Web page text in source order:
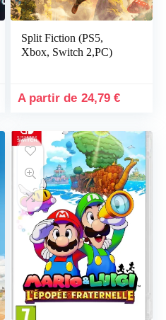
Split Fiction (PS5,
Xbox, Switch 2,PC)
24,79€